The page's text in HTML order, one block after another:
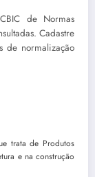
de Normas
Cadastre
de normalização
trata de Produtos
e na construção